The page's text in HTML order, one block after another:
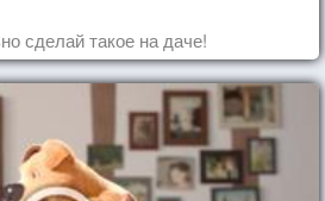
сделай такое на даче!